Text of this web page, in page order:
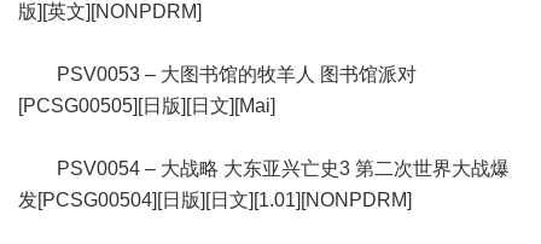
版][英文][NONPDRM]
PSV0053 – 大图书馆的牧羊人 图书馆派对
[PCSG00505][日版][日文][Mai]
PSV0054 – 大战略 大东亚兴亡史3 第二次世界大战爆
发[PCSG00504][日版][日文][1.01][NONPDRM]